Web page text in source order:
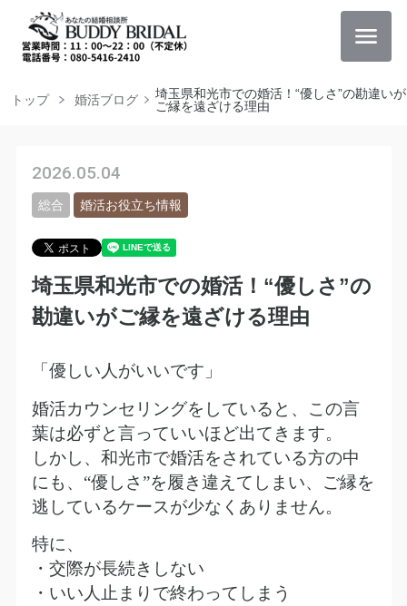
トップ 婚活ブログ
埼玉県和光市での婚活！“優しさ”の勘違いが
ご縁を遠ざける理由
2026.05.04
総合 婚活お役立ち情報
埼玉県和光市での婚活！“優しさ”の
勘違いがご縁を遠ざける理由
「優しい人がいいです」
婚活カウンセリングをしていると、この言
葉は必ずと言っていいほど出てきます。
しかし、和光市で婚活をされている方の中
にも、 “優しさ”を履き違えてしまい、ご縁を
逃しているケースが少なくありません。
特に、
・交際が長続きしない
・いい人止まりで終わってしまう